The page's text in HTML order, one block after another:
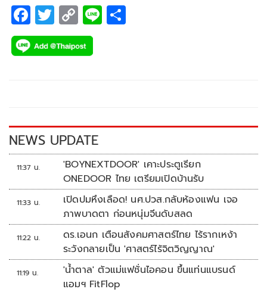
F
ac
e
k
T
wi
tt
C
o
p
k
Li
NEWS UPDATE
11:37 น.
'BOYNEXTDOOR' เคาะประตูเรียก
ONEDOOR ไทย เตรียมเปิดบ้านรับ
11:33 น.
เปิดปมหึงเลือด! นศ.ปวส.กลับห้องแฟน เจอ
ภาพบาดตา ก่อนหนุ่มจีนดับสลด
11:22 น.
ดร.เอนก เตือนสังคมศาสตร์ไทย ไร้รากเหง้า
ระวังกลายเป็น 'ศาสตร์ไร้จิตวิญญาณ'
11:19 น.
'น้ำตาล' ตัวแม่แฟชั่นไอคอน ขึ้นแท่นแบรนด์
แอมฯ FitFlop